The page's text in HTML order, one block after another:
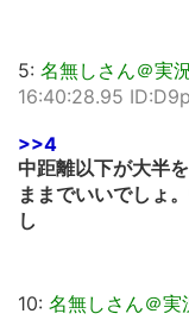
5: 名無しさん＠実
16:40:28.95
>>4
中距離以下が大半
ままでいいでしょ
し
10: 名無しさん＠実